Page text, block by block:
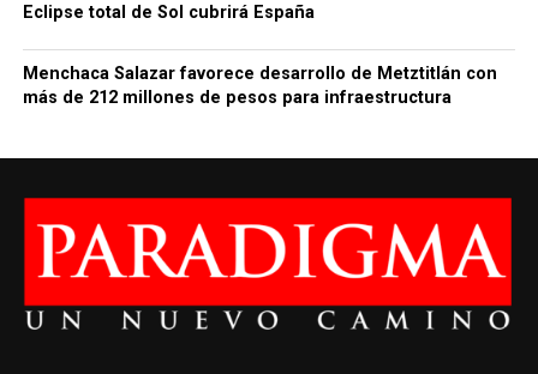
Eclipse total de Sol cubrirá España
Menchaca Salazar favorece desarrollo de Metztitlán con
más de 212 millones de pesos para infraestructura